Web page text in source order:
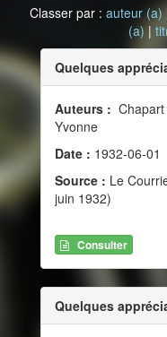
Classer par : auteur (a)
(a) |
Quelques
Auteurs :
Yvonne
Date : 1932-06-01
Source : Le
juin 1932)
Consulter
Quelques